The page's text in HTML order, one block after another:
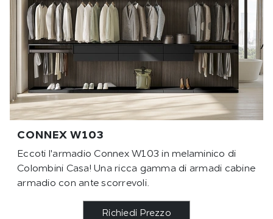
CONNEX W103
Eccoti l'armadio Connex W103 in melaminico di
Colombini Casa! Una ricca gamma di armadi cabine
armadio con ante scorrevoli.
Richiedi Prezzo